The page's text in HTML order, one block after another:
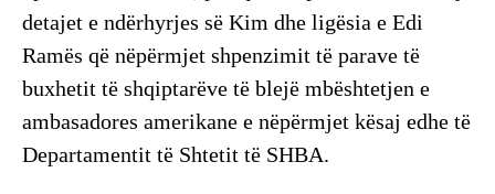
detajet e ndërhyrjes së Kim dhe ligësia e Edi
Ramës që nëpërmjet shpenzimit të parave të
buxhetit të shqiptarëve të blejë mbështetjen e
ambasadores amerikane e nëpërmjet kësaj edhe të
Departamentit të Shtetit të SHBA.